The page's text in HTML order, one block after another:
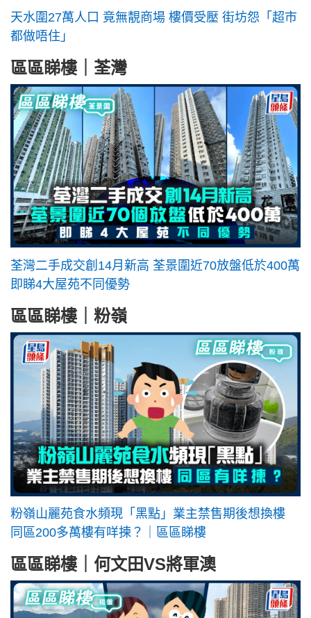
天水圍27萬人口 竟無靚商場 樓價受壓 街坊怨「超市
都做唔住」
區區睇樓｜荃灣
荃灣二手成交創14月新高 荃景圍近70放盤低於400萬
即睇4大屋苑不同優勢
區區睇樓｜粉嶺
粉嶺山麗苑食水頻現「黑點」業主禁售期後想換樓
同區200多萬樓有咩揀？｜區區睇樓
區區睇樓｜何文田VS將軍澳